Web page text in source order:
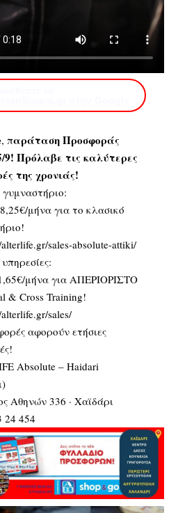
, παράταση Προσφοράς
9! Πρόλαβε τις καλύτερες
της χρονιάς!
μήνα για το κλασικό
sales-absolute-attiki/
μήνα για ΑΠΕΡΙΟΡΙΣΤΟ
& Cross Training!
sales/
αφορούν ετήσιες
Absolute – Haidari
Αθηνών 336 · Χαϊδάρι
24 454